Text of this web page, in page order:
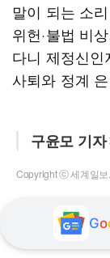
말이 되는 소
위헌·불법 비
다니 제정신인
사퇴와 정계
구윤모 기자
Copyright ⓒ 세계일보
Go